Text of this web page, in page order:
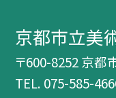
京都市立美
〒600-8252 京都
TEL. 075-585-